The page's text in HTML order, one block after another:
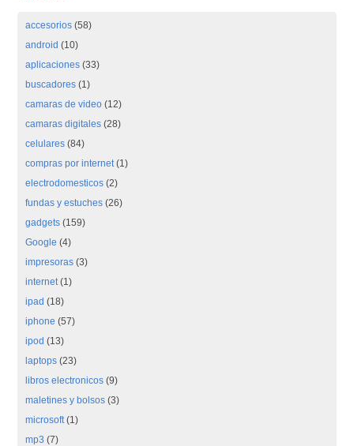
accesorios (58)
android (10)
aplicaciones (33)
buscadores (1)
camaras de video (12)
camaras digitales (28)
celulares (84)
compras por internet(1)
electrodomesticos (2)
fundas y estuches (26)
gadgets (159)
Google (4)
impresoras (3)
internet(1)
ipad (18)
iphone (57)
ipod (13)
laptops (23)
libros electronicos (9)
maletines y bolsos (3)
microsoft(1)
mp3 (7)